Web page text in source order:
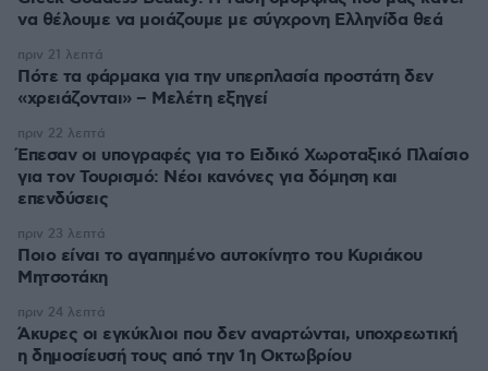
να θέλουμε να μοιάζουμε με σύγχρονη Ελληνίδα θεά
Πότε τα φάρμακα για την υπερπλασία προστάτη δεν
«χρειάζονται» – Μελέτη εξηγεί
πριν 21 λεπτά
Έπεσαν οι υπογραφές για το Ειδικό Χωροταξικό Πλαίσιο
για τον Τουρισμό: Νέοι κανόνες για δόμηση και
επενδύσεις
πριν 22 λεπτά
Ποιο είναι το αγαπημένο αυτοκίνητο του Κυριάκου
Μητσοτάκη
πριν 23 λεπτά
Άκυρες οι εγκύκλιοι που δεν αναρτώνται, υποχρεωτική
η δημοσίευσή τους από την 1η Οκτωβρίου
πριν 24 λεπτά